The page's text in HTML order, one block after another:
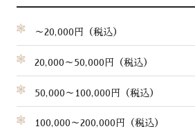
～20,000円（税込）
20,000～50,000円（税込）
50,000～100,000円（税込）
100,000～200,000円（税込）